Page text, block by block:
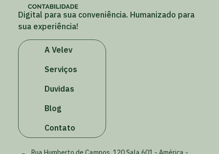
Digital para sua conveniência. Humanizado para
sua experiência!
A Velev
Serviços
Duvidas
Blog
Contato